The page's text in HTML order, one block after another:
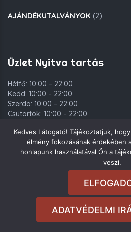
AJÁNDÉKUTALVÁNYOK (2)
Üzlet Nyitva tartás
Hétfő: 10:00 – 22:00
Kedd: 10:00 – 22:00
Szerda: 10:00 – 22:00
Csütörtök: 10:00 – 22:00
Szombat: 10:00 – 00:00
Vasárnap: 10:00 – 22:00
Copyright © 2021. Deli Group Kft.
Rendeléseket10:00és21:00között
tudunk
Kedves Látogató! Tájékoztatjuk,
élmény fokozásának érdekében
honlapunk használatával Ön a
veszi.
ADATVÉDELMI